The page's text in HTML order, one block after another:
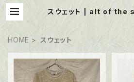
スウェット | alt of the
HOME スウェット